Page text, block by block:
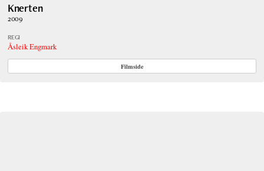
Knerten
2009
REGI
Åsleik Engmark
Filmside